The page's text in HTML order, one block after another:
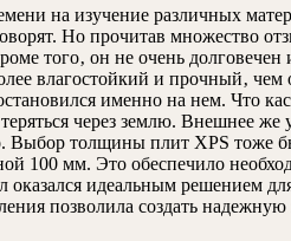
на изучение различных
Но прочитав множество
того‚ он не очень
влагостойкий и прочный‚
именно на нем. Что
через землю. Внешнее
Выбор толщины плит XPS
100 мм. Это обеспечило
идеальным решением
позволила создать